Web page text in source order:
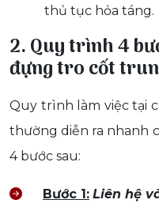
thủ tục hỏa táng.
2. Quy trình 4
đựng tro cốt
Quy trình làm việc tại
thường diễn ra nhanh
4 bước sau:
Bước 1: Liên hệ